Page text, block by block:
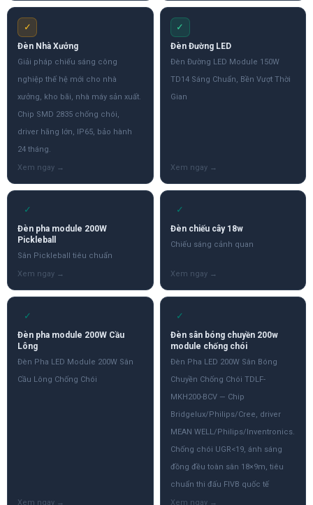
✓
Đèn Nhà Xưởng
Giải pháp chiếu sáng công
nghiệp thế hệ mới cho nhà
xưởng, kho bãi, nhà máy sản xuất.
Chip SMD 2835 chống chói,
driver hãng lớn, IP65, bảo hành
24 tháng.
✓
Đèn Đường LED
Đèn Đường LED Module 150W
TD14 Sáng Chuẩn, Bền Vượt Thời
Gian
✓
Đèn pha module 200W
Pickleball
Sân Pickleball tiêu chuẩn
✓
Đèn chiếu cây 18w
Chiếu sáng cảnh quan
✓
Đèn pha module 200W Cầu
Lông
Đèn Pha LED Module 200W Sân
Cầu Lông Chống Chói
✓
Đèn sân bóng chuyền 200w
module chống chói
Đèn Pha LED 200W Sân Bóng
Chuyền Chống Chói TDLF-
MKH200-BCV — Chip
Bridgelux/Philips/Cree, driver
MEAN WELL/Philips/Inventronics.
Chống chói UGR<19, ánh sáng
đồng đều toàn sân 18×9m, tiêu
chuẩn thi đấu FIVB quốc tế